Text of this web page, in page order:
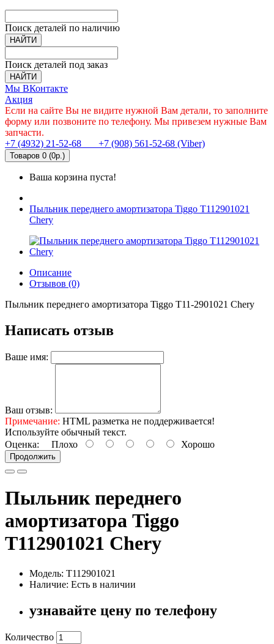
Поиск деталей по наличию
НАЙТИ
Поиск деталей под заказ
НАЙТИ
Мы ВКонтакте
Акция
Если на сайте Вы не видите нужной Вам детали, то заполните
форму или позвоните по телефону. Мы привезем нужные Вам
запчасти.
+7 (4932) 21-52-68
+7 (908) 561-52-68 (Viber)
Товаров 0 (0р.)
Ваша корзина пуста!
Пыльник переднего амортизатора Tiggo T112901021
Chery
Описание
Отзывов (0)
Пыльник переднего амортизатора Tiggo T11-2901021 Chery
Написать отзыв
Ваше имя:
Ваш отзыв:
Примечание: HTML разметка не поддерживается!
Используйте обычный текст.
Оценка: Плохо Хорошо
Продолжить
Пыльник переднего
амортизатора Tiggo
T112901021 Chery
Модель: T112901021
Наличие: Есть в наличии
узнавайте цену по телефону
Количество